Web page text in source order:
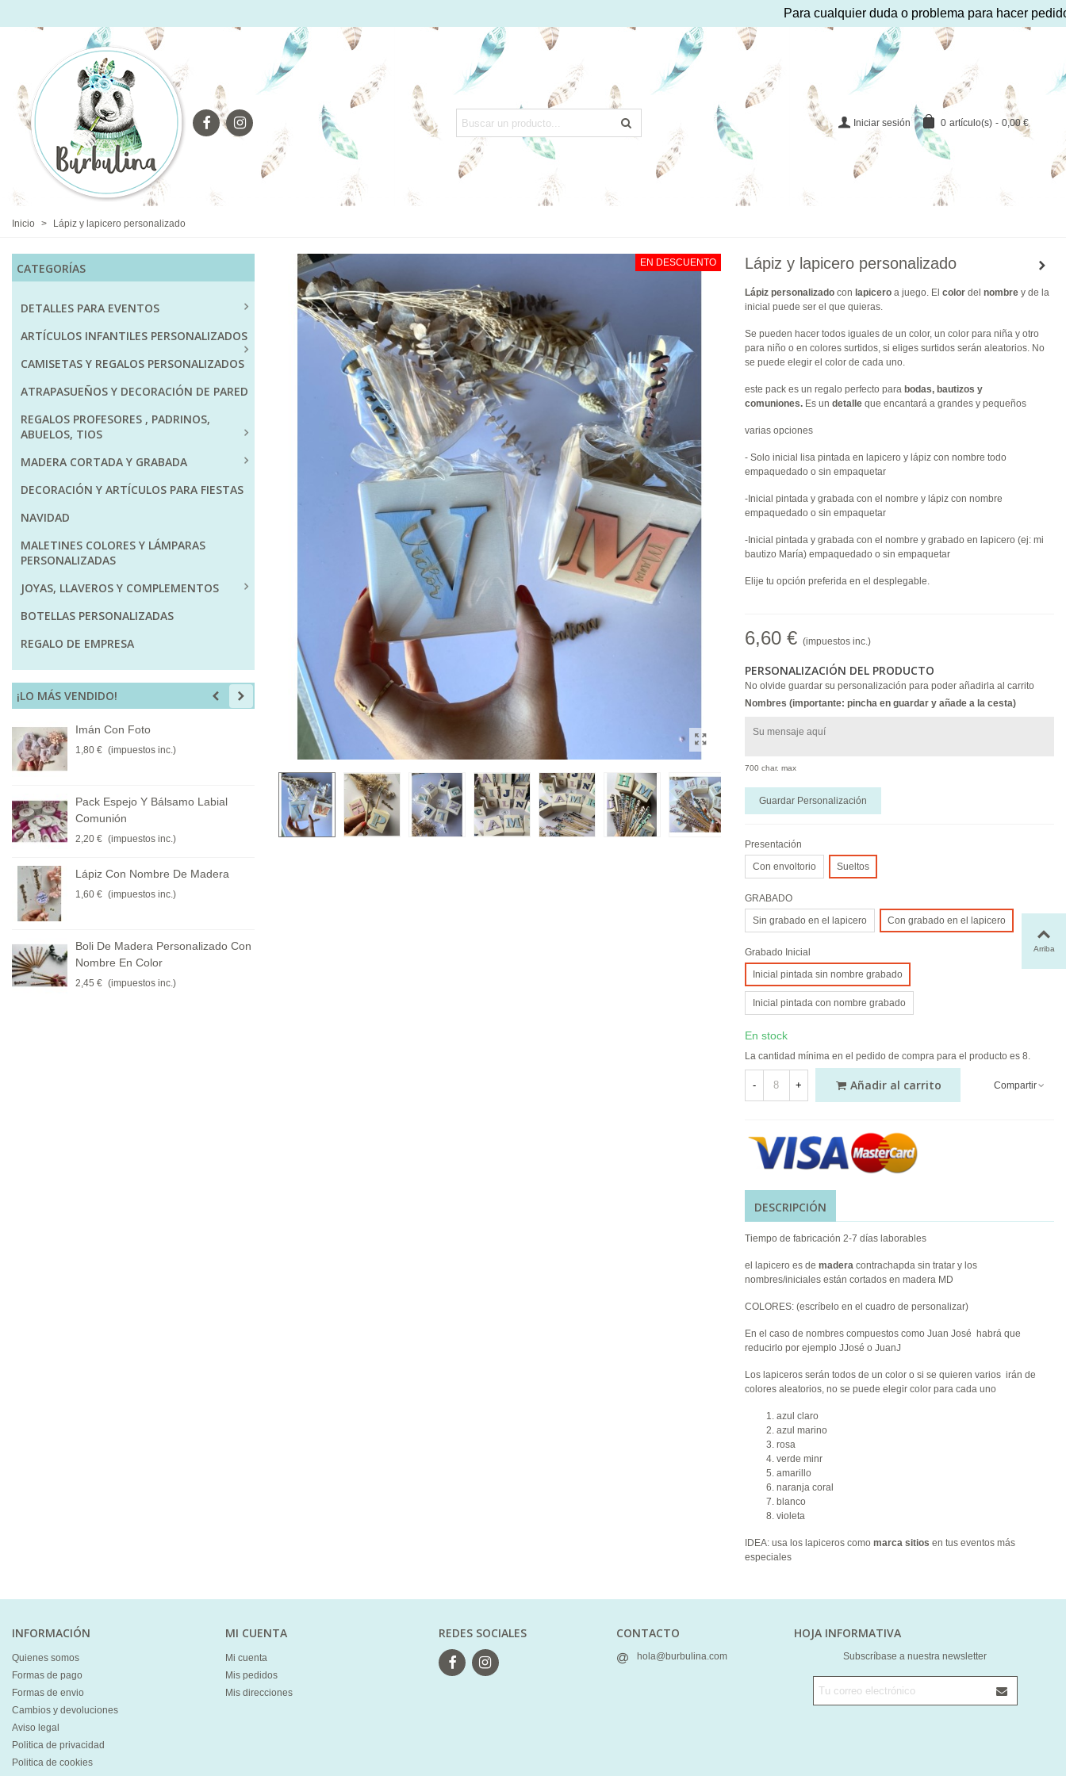
Para cualquier duda o problema para hacer pedido
Iniciar sesión 0 artículo(s) - 0,00 €
Inicio > Lápiz y lapicero personalizado
CATEGORÍAS
DETALLES PARA EVENTOS
ARTÍCULOS INFANTILES PERSONALIZADOS
CAMISETAS Y REGALOS PERSONALIZADOS
ATRAPASUEÑOS Y DECORACIÓN DE PARED
REGALOS PROFESORES , PADRINOS,
ABUELOS, TIOS
MADERA CORTADA Y GRABADA
DECORACIÓN Y ARTÍCULOS PARA FIESTAS
NAVIDAD
MALETINES COLORES Y LÁMPARAS
PERSONALIZADAS
JOYAS, LLAVEROS Y COMPLEMENTOS
BOTELLAS PERSONALIZADAS
REGALO DE EMPRESA
¡LO MÁS VENDIDO!
Imán Con Foto
1,80 € (impuestos inc.)
Pack Espejo Y Bálsamo Labial
Comunión
2,20 € (impuestos inc.)
Lápiz Con Nombre De Madera
1,60 € (impuestos inc.)
Boli De Madera Personalizado Con
Nombre En Color
2,45 € (impuestos inc.)
Etiquetas Comunión Niña O Niño
Onduladas 5 Cm
Lápiz Con Nombre Y Grabado
1,90 € (impuestos inc.)
EN DESCUENTO Lápiz y lapicero personalizado
Lápiz personalizadocon lapiceroa juego. El colordel nombrey de la
inicial puede ser el que quieras.
Se pueden hacer todos iguales de un color, un color para niña y otro
para niño o en colores surtidos, si eliges surtidos serán aleatorios. No
se puede elegir el color de cada uno.
este pack es un regalo perfecto para bodas, bautizos y
comuniones. Es un detalle que encantará a grandes y pequeños
varias opciones
- Solo inicial lisa pintada en lapicero y lápiz con nombre todo
empaquedado o sin empaquetar
-Inicial pintada y grabada con el nombre y lápiz con nombre
empaquedado o sin empaquetar
-Inicial pintada y grabada con el nombre y grabado en lapicero (ej: mi
bautizo María) empaquedado o sin empaquetar
Elije tu opción preferida en el desplegable.
6,60 € (impuestos inc.)
PERSONALIZACIÓN DEL PRODUCTO
No olvide guardar su personalización para poder añadirla al carrito
Nombres (importante: pincha en guardar y añade a la cesta)
700 char. max
Guardar Personalización
Presentación
Con envoltorio
Sueltos
GRABADO
Sin grabado en el lapicero
Con grabado en el lapicero
Grabado Inicial
Inicial pintada sin nombre grabado
Inicial pintada con nombre grabado
En stock
La cantidad mínima en el pedido de compra para el producto es 8.
- + Añadir al carrito Compartir
DESCRIPCIÓN
Tiempo de fabricación 2-7 días laborables
el lapicero es de maderacontrachapda sin tratar y los
nombres/iniciales están cortados en madera MD
COLORES: (escríbelo en el cuadro de personalizar)
En el caso de nombres compuestos como Juan José habrá que
reducirlo por ejemplo JJosé o JuanJ
Los lapiceros serán todos de un color o si se quieren varios irán de
colores aleatorios, no se puede elegir color para cada uno
azul claro
azul marino
rosa
verde minr
amarillo
naranja coral
blanco
violeta
IDEA: usa los lapiceros como marca sitios en tus eventos más
especiales
INFORMACIÓN
Quienes somos
Formas de pago
Formas de envio
Cambios y devoluciones
Aviso legal
Politica de privacidad
Politica de cookies
MI CUENTA
Mi cuenta
Mis pedidos
Mis direcciones
REDES SOCIALES CONTACTO
hola@burbulina.com
HOJA INFORMATIVA
Subscríbase a nuestra newsletter
Arriba